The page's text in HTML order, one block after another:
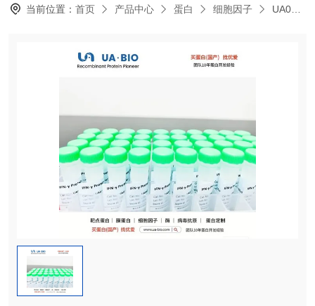
当前位置：首页 产品中心 蛋白 细胞因子 UA040019人源 VEGF165 蛋白